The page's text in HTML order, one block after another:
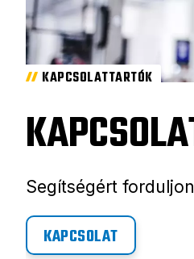
KAPCSOLATTARTÓK
Segítségért
KAPCSOLAT